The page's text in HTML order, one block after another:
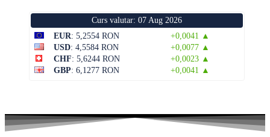
Curs valutar: 07 Aug 2026
EUR: 5,2554 RON
+0,0041 ▲
USD: 4,5584 RON
+0,0077 ▲
CHF: 5,6244 RON
+0,0023 ▲
GBP: 6,1277 RON +0,0041 ▲